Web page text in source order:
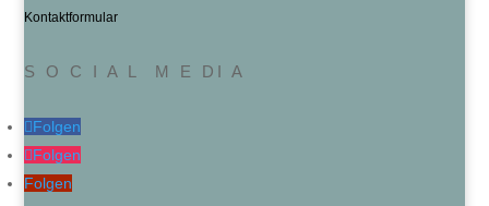
Kontaktformular
S O C I A L M E DI A
Folgen
Folgen
Folgen